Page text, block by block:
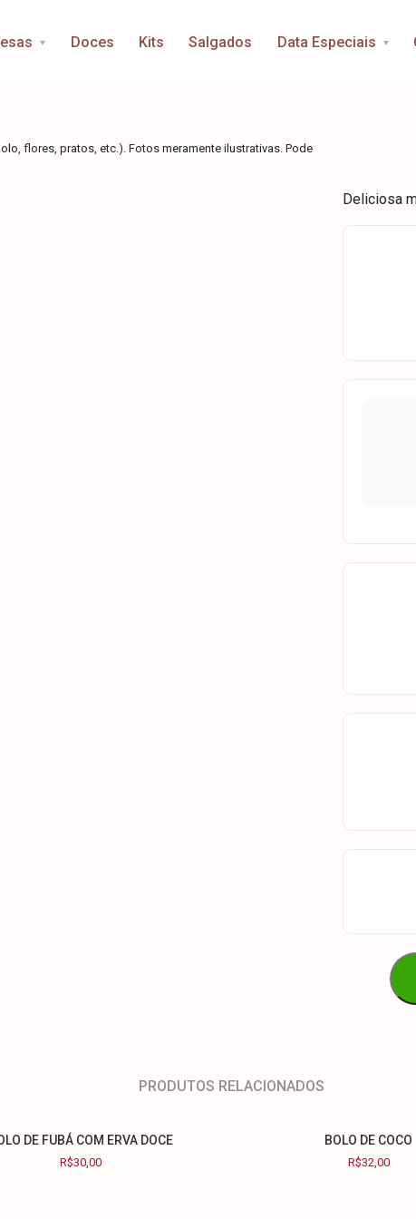
Doces Kits Salgados Data Especiais
flores, pratos, etc.). Fotos meramente ilustrativas. Pode
Deliciosa
PRODUTOS RELACIONADOS
DE FUBÁ COM ERVA DOCE
R$30,00
BOLO DE COCO
R$32,00